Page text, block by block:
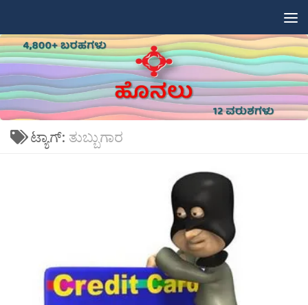
ಟ್ಯಾಗ್: ತುಬ್ಬುಗಾರ